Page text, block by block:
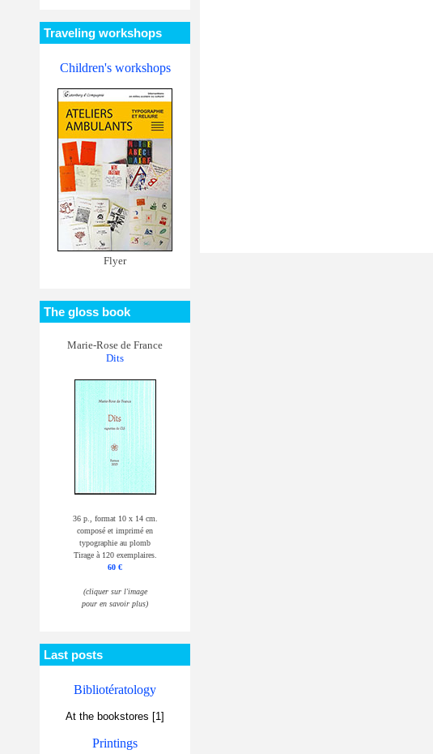
Traveling workshops
Children's workshops
Flyer
The gloss book
Marie-Rose de France
Dits
36 p., format 10 x 14 cm.
composé et imprimé en
typographie au plomb
Tirage à 120 exemplaires.
60 €
(cliquer sur l'image
pour en savoir plus)
Last posts
Bibliotératology
At the bookstores [1]
Printings